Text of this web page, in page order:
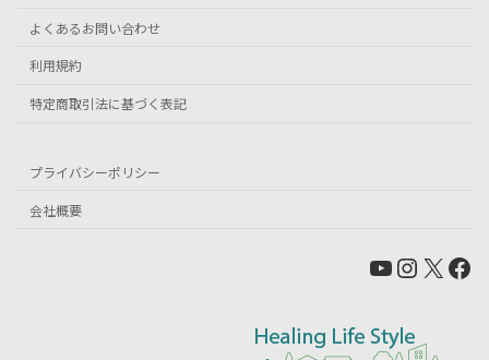
よくあるお問い合わせ
利用規約
特定商取引法に基づく表記
プライバシーポリシー
会社概要